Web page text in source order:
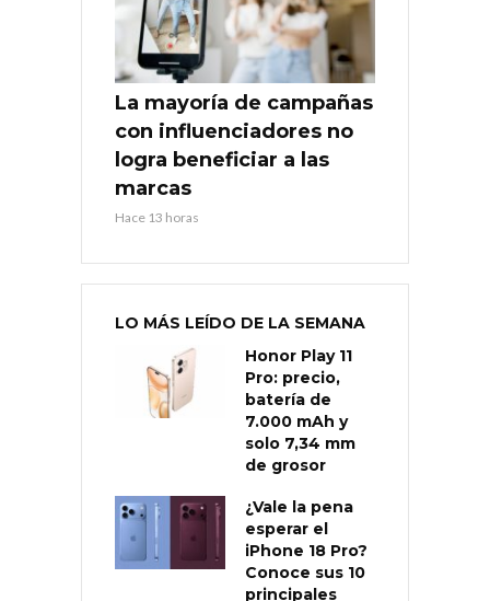
La mayoría de campañas
con influenciadores no
logra beneficiar a las
marcas
Hace 13 horas
LO MÁS LEÍDO DE LA SEMANA
Honor Play 11
Pro: precio,
batería de
7.000 mAh y
solo 7,34 mm
de grosor
¿Vale la pena
esperar el
iPhone 18 Pro?
Conoce sus 10
principales